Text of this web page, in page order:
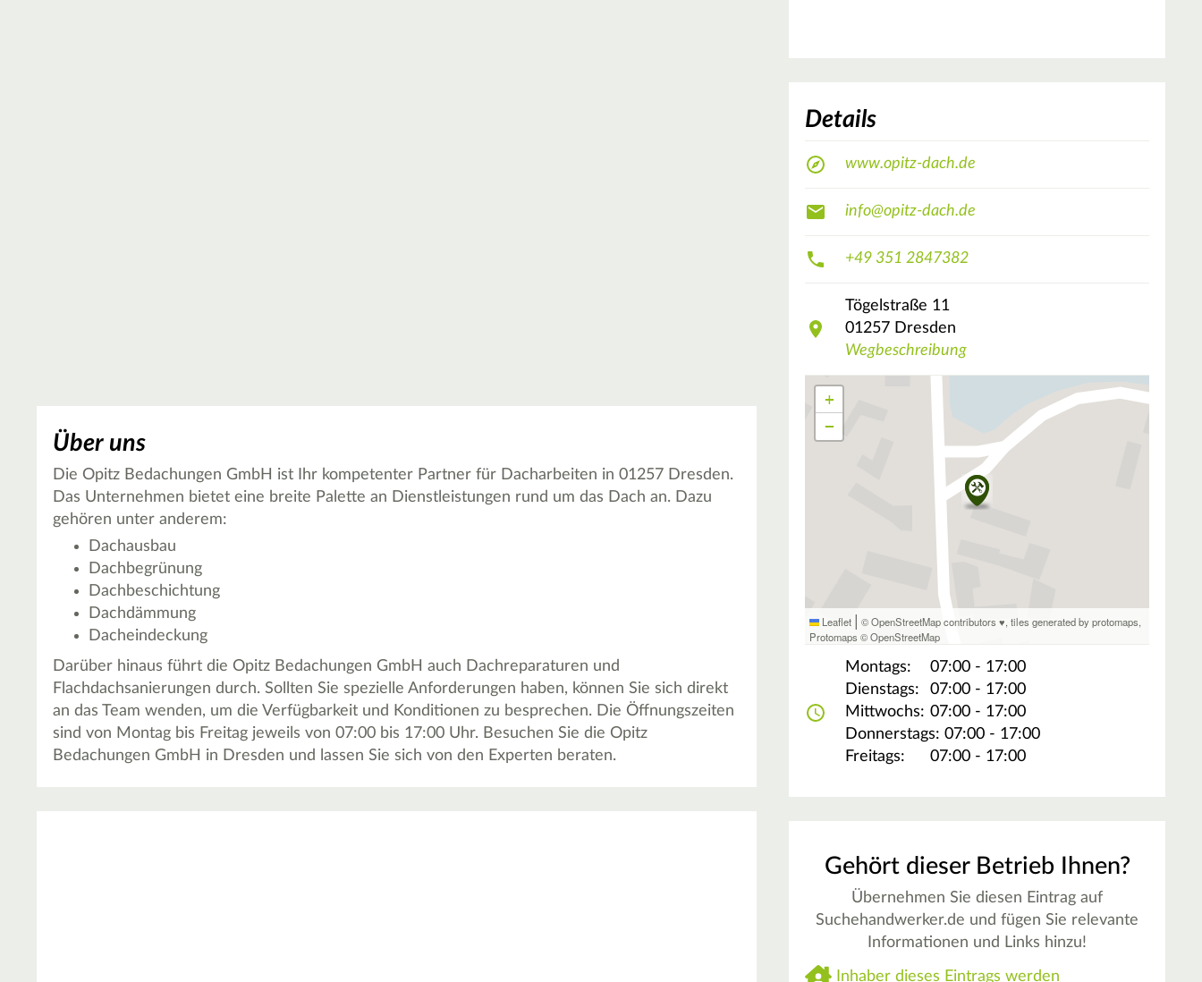
Über uns
Die Opitz Bedachungen GmbH ist Ihr kompetenter Partner für Dacharbeiten in 01257 Dresden.
Das Unternehmen bietet eine breite Palette an Dienstleistungen rund um das Dach an. Dazu
gehören unter anderem:
Dachausbau
Dachbegrünung
Dachbeschichtung
Dachdämmung
Dacheindeckung
Darüber hinaus führt die Opitz Bedachungen GmbH auch Dachreparaturen und
Flachdachsanierungen durch. Sollten Sie spezielle Anforderungen haben, können Sie sich direkt
an das Team wenden, um die Verfügbarkeit und Konditionen zu besprechen. Die Öffnungszeiten
sind von Montag bis Freitag jeweils von 07:00 bis 17:00 Uhr. Besuchen Sie die Opitz
Bedachungen GmbH in Dresden und lassen Sie sich von den Experten beraten.
Details
www.opitz-dach.de
info@opitz-dach.de
+49 351 2847382
Tögelstraße 11
01257 Dresden
Wegbeschreibung
+
−
Leaflet | © OpenStreetMap contributors ♥,tiles generated by protomaps,
Protomaps ©OpenStreetMap
Montags:
07:00 - 17:00
Dienstags:
07:00 - 17:00
Mittwochs: 07:00 - 17:00
Donnerstags: 07:00 - 17:00
Freitags:
07:00 - 17:00
Gehört dieser Betrieb Ihnen?
Übernehmen Sie diesen Eintrag auf
Suchehandwerker.de und fügen Sie relevante
Informationen und Links hinzu!
Inhaber dieses Eintrags werden